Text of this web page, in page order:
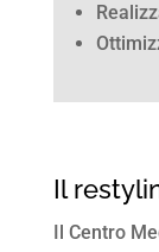
Il
Il Centro